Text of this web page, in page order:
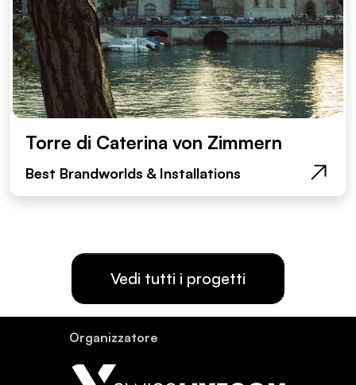
Torre di Caterina von Zimmern
Best Brandworlds & Installations
Vedi tutti i progetti
Or­ganiz­za­tore